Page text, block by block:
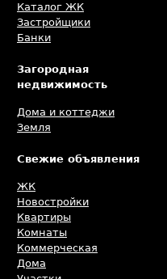
Каталог ЖК
Застройщики
Банки
Загородная
недвижимость
Дома и коттеджи
Земля
Свежие объявления
ЖК
Новостройки
Квартиры
Комнаты
Коммерческая
Дома